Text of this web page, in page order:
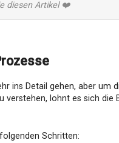
diesen Artikel ❤️
ins Detail gehen, aber um
verstehen, lohnt es sich die
Schritten: